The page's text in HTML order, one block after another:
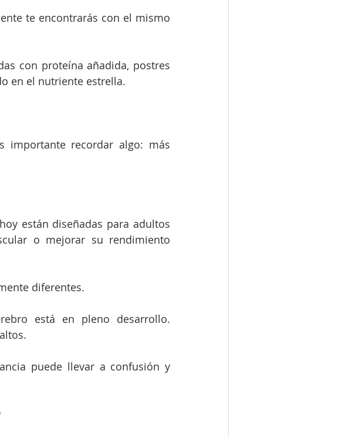
te encontrarás con el mismo
con proteína añadida, postres
en el nutriente estrella.
importante recordar algo: más
están diseñadas para adultos
o mejorar su rendimiento
diferentes.
está en pleno desarrollo.
puede llevar a confusión y